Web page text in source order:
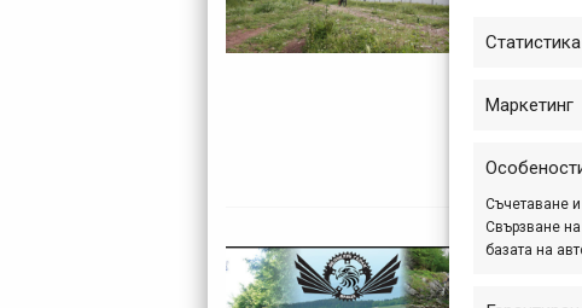
Статистика
Маркетинг
Съчетаване
Свързване
базата на
няколко